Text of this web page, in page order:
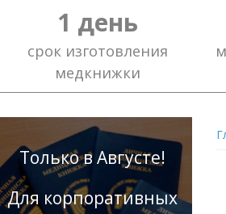
1 день
срок изготовления
медкнижки
Только в Августе!
Для корпоративных